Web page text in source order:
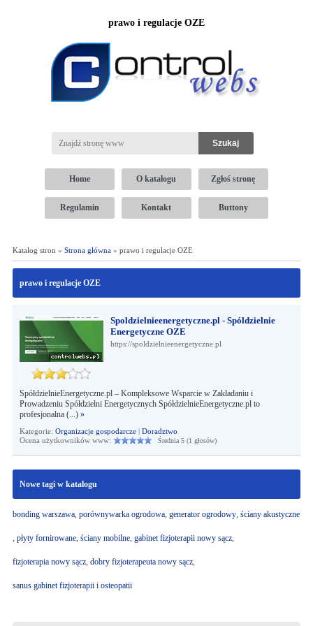
prawo i regulacje OZE
Home O katalogu Zgłoś stronę
Regulamin Kontakt Buttony
Katalog stron » Strona główna» prawo i regulacje OZE
prawo i regulacje OZE
Spoldzielnieenergetyczne.pl - Spóldzielnie
Energetyczne OZE
https://spoldzielnieenergetyczne.pl
SpółdzielnieEnergetyczne.pl – Kompleksowe Wsparcie w Zakładaniu i
Prowadzeniu Spółdzielni Energetycznych SpółdzielnieEnergetyczne.pl to
profesjonalna (...) »
Kategorie: Organizacje gospodarcze| Doradztwo
Ocena użytkowników www:
Średnia 5 (1 głosów)
Nowe tagi w katalogu
bonding warszawa, porównywarka ogrodowa, generator ogrodowy, ściany akustyczne
, płyty fornirowane, ściany mobilne, gabinet fizjoterapii nowy sącz,
fizjoterapia nowy sącz, dobry fizjoterapeuta nowy sącz,
sanus gabinet fizjoterapii i osteopatii